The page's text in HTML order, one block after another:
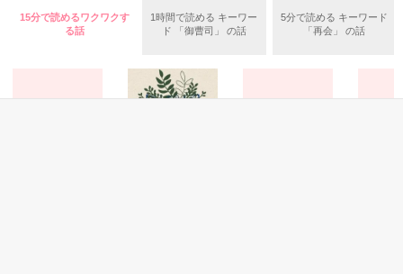
＊以前、公開していた話の改稿版です＊
いた。
守と由羅から『便利屋雛子』と馬鹿にされ、一人こっそり泣い
た上、同居まで提案してきて──？
15分で読めるワクワクす
る話
1時間で読める キーワー
ド 「御曹司」 の話
5分で読める キーワード
「再会」 の話